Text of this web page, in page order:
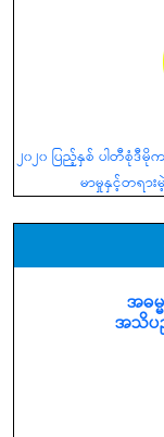
၂၀၂၀ ပြည့်နှစ် ပါတီစုံ
မာမှုနှင့်တရား
အဓမ္
အသိပ